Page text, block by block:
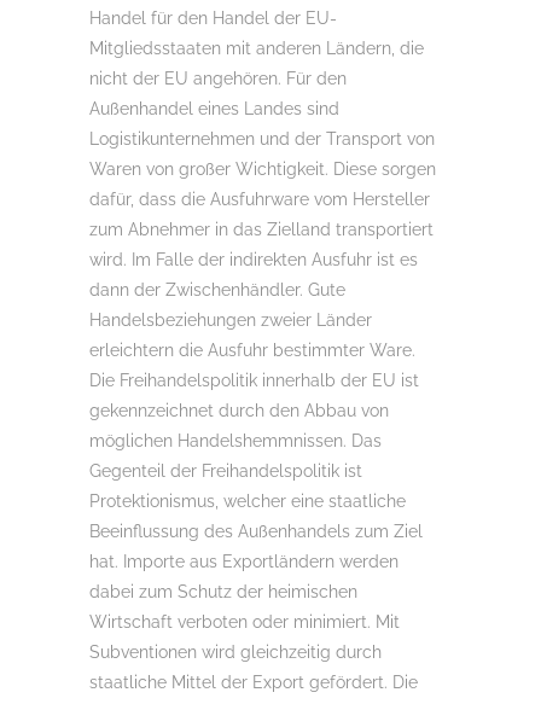
Handel für den Handel der EU-
Mitgliedsstaaten mit anderen Ländern, die
nicht der EU angehören. Für den
Außenhandel eines Landes sind
Logistikunternehmen und der Transport von
Waren von großer Wichtigkeit. Diese sorgen
dafür, dass die Ausfuhrware vom Hersteller
zum Abnehmer in das Zielland transportiert
wird. Im Falle der indirekten Ausfuhr ist es
dann der Zwischenhändler. Gute
Handelsbeziehungen zweier Länder
erleichtern die Ausfuhr bestimmter Ware.
Die Freihandelspolitik innerhalb der EU ist
gekennzeichnet durch den Abbau von
möglichen Handelshemmnissen. Das
Gegenteil der Freihandelspolitik ist
Protektionismus, welcher eine staatliche
Beeinflussung des Außenhandels zum Ziel
hat. Importe aus Exportländern werden
dabei zum Schutz der heimischen
Wirtschaft verboten oder minimiert. Mit
Subventionen wird gleichzeitig durch
staatliche Mittel der Export gefördert. Die